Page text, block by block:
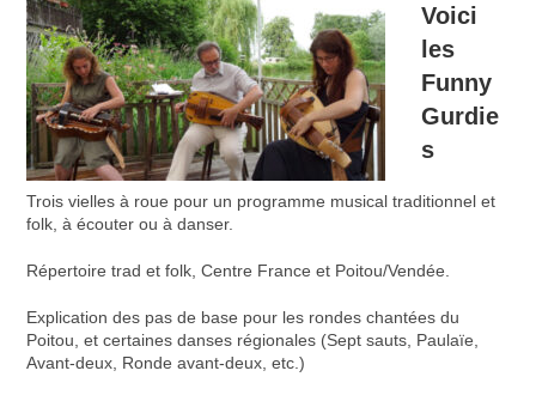
Voici
les
Funny
Gurdie
s
Trois vielles à roue pour un programme musical traditionnel et
folk, à écouter ou à danser.
Répertoire trad et folk, Centre France et Poitou/Vendée.
Explication des pas de base pour les rondes chantées du
Poitou, et certaines danses régionales (Sept sauts, Paulaïe,
Avant-deux, Ronde avant-deux, etc.)